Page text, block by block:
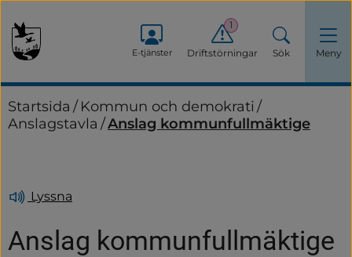
E-tjänster Driftstörningar
1
Sök Meny
Startsida / Kommun och demokrati/
Anslagstavla /Anslag kommunfullmäktige
Lyssna
Anslag kommunfullmäktige